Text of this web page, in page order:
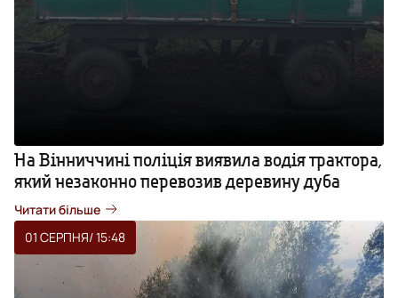
На Вінниччині поліція виявила водія трактора,
який незаконно перевозив деревину дуба
Читати більше
01 СЕРПНЯ/ 15:48